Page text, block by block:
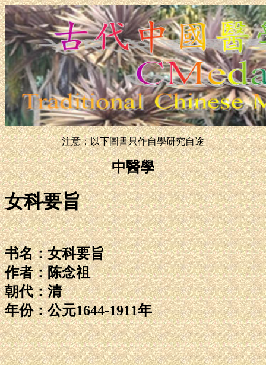
注意：以下圖書只作自學研究自途
中醫學
女科要旨
书名：女科要旨
作者：陈念祖
朝代：清
年份：公元1644-1911年